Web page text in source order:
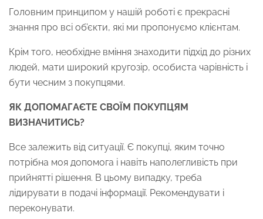
Головним принципом у нашій роботі є прекрасні
знання про всі об’єкти, які ми пропонуємо клієнтам.
Крім того, необхідне вміння знаходити підхід до різних
людей, мати широкий кругозір, особиста чарівність і
бути чесним з покупцями.
ЯК ДОПОМАГАЄТЕ СВОЇМ ПОКУПЦЯМ
ВИЗНАЧИТИСЬ?
Все залежить від ситуації. Є покупці, яким точно
потрібна моя допомога і навіть наполегливість при
прийнятті рішення. В цьому випадку, треба
лідирувати в подачі інформації. Рекомендувати і
переконувати.